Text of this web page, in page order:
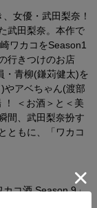
女優・武田梨奈！
武田梨奈。本作で
ワカコをSeason1
行きつけのお店
・青柳(鎌苅健太)を
やアベちゃん(渡部
！ ＜お酒＞と＜美
間、武田梨奈扮す
ともに、「ワカコ
カコ酒 Season 9」